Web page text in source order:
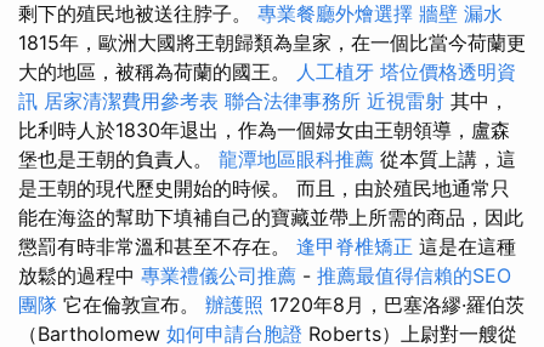
剩下的殖民地被送往脖子。 專業餐廳外燴選擇 牆壁 漏水
1815年，歐洲大國將王朝歸類為皇家，在一個比當今荷蘭更
大的地區，被稱為荷蘭的國王。 人工植牙 塔位價格透明資
訊 居家清潔費用參考表 聯合法律事務所 近視雷射 其中，
比利時人於1830年退出，作為一個婦女由王朝領導，盧森
堡也是王朝的負責人。 龍潭地區眼科推薦 從本質上講，這
是王朝的現代歷史開始的時候。 而且，由於殖民地通常只
能在海盜的幫助下填補自己的寶藏並帶上所需的商品，因此
懲罰有時非常溫和甚至不存在。 逢甲脊椎矯正 這是在這種
放鬆的過程中 專業禮儀公司推薦 - 推薦最值得信賴的SEO
團隊 它在倫敦宣布。 辦護照 1720年8月，巴塞洛繆·羅伯茨
（Bartholomew 如何申請台胞證 Roberts）上尉對一艘從